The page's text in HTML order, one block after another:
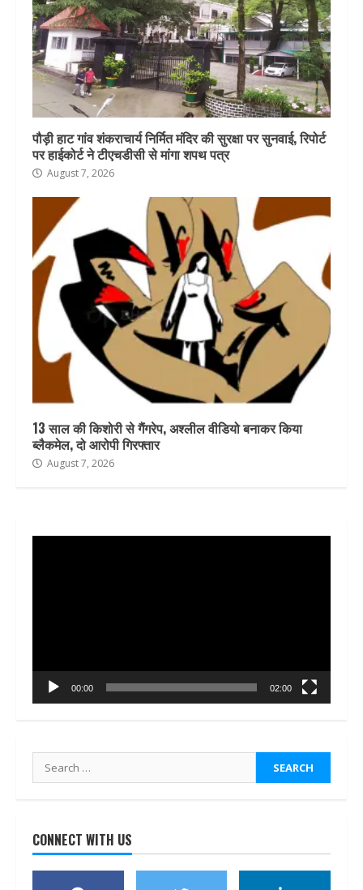
पौड़ी हाट गांव शंकराचार्य निर्मित मंदिर की सुरक्षा पर सुनवाई, रिपोर्ट
पर हाईकोर्ट ने टीएचडीसी से मांगा शपथ पत्र
August 7, 2026
13 साल की किशोरी से गैंगरेप, अश्लील वीडियो बनाकर किया
ब्लैकमेल, दो आरोपी गिरफ्तार
August 7, 2026
00:00 02:00
Search
for:
CONNECT WITH US